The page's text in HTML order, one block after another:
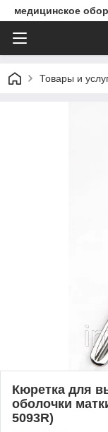
медицинское
Товары и
Кюретка для
оболочки
5093R)